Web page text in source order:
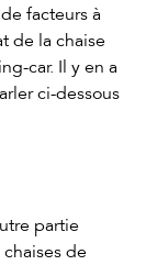
facteurs à
de la chaise
car. Il y en a
ci-dessous
partie
de